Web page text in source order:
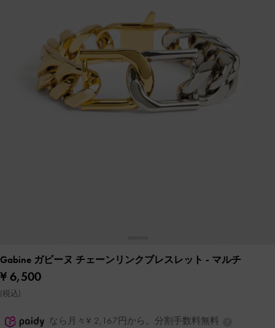
Gabine ガビーヌ チェーンリンクブレスレット - マルチ
¥ 6,500
(税込)
なら月々¥ 2,167円から。分割手数料無料